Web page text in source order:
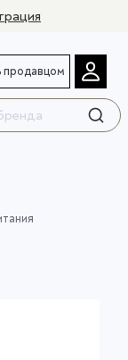
продавцом